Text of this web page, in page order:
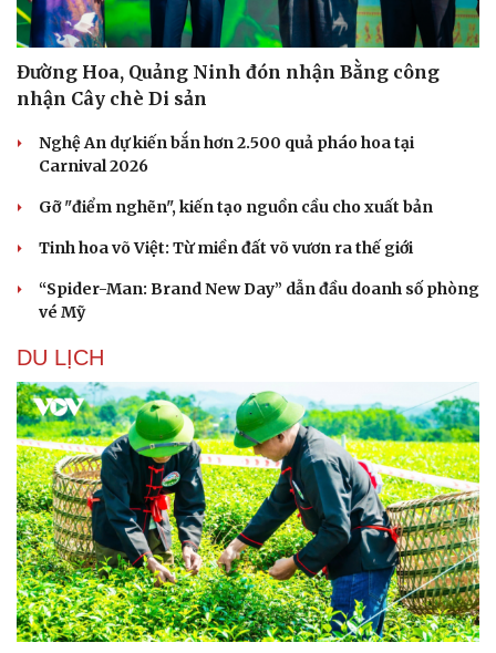
Đường Hoa, Quảng Ninh đón nhận Bằng công
nhận Cây chè Di sản
Nghệ An dự kiến bắn hơn 2.500 quả pháo hoa tại
Carnival 2026
Gỡ "điểm nghẽn", kiến tạo nguồn cầu cho xuất bản
Tinh hoa võ Việt: Từ miền đất võ vươn ra thế giới
“Spider-Man: Brand New Day” dẫn đầu doanh số phòng
vé Mỹ
DU LỊCH